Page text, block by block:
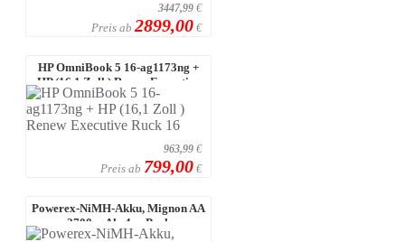
3447,99 €
Preis ab 2899,00 €
HP OmniBook 5 16-ag1173ng +
HP (16,1 Zoll ) Renew Executive
Ruck ...
963,99 €
Preis ab 799,00 €
Powerex-NiMH-Akku, Mignon AA
2700 mAh, 4er-Pack